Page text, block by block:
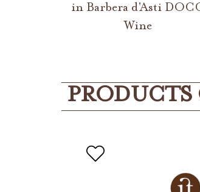
in Barbera d'Asti
Wine
PRODUCTS